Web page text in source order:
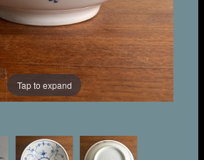
Tap to expand